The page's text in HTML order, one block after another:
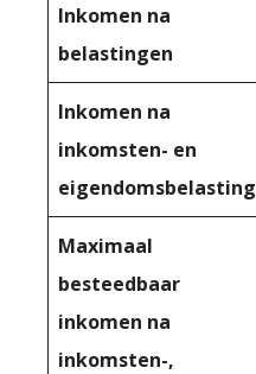
Inkomen na
belastingen
Inkomen na
inkomsten- en
eigendomsbelasting
Maximaal
besteedbaar
inkomen na
inkomsten-,